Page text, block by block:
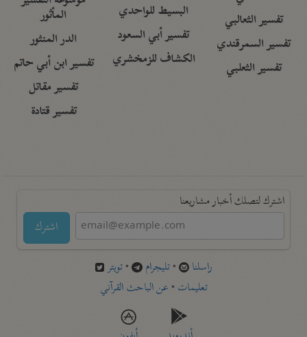
تفسير الثعالبي
تفسير السمرقندي
تفسير الثعلبي
البسيط للواحدي
تفسير أبي السعود
الكشاف للزمخشري
المأثور
الدر المنثور
تفسير ابن أبي حاتم
تفسير مقاتل
تفسير قتادة
اشترك لتصلك أخبار مشاريعنا
اشترك
راسلنا •تليجرام •تويتر
تعليمات •عن الباحث القرآني